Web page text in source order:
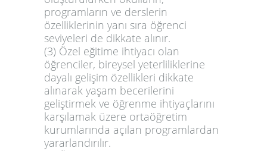
programların ve derslerin
özelliklerinin yanı sıra öğrenci
seviyeleri de dikkate alınır.
(3) Özel eğitime ihtiyacı olan
öğrenciler, bireysel yeterliliklerine
dayalı gelişim özellikleri dikkate
alınarak yaşam becerilerini
geliştirmek ve öğrenme ihtiyaçlarını
karşılamak üzere ortaöğretim
kurumlarında açılan programlardan
yararlandırılır.